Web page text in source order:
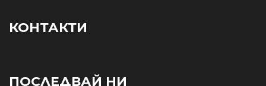
КОНТАКТИ
ПОСЛЕДВАЙ НИ